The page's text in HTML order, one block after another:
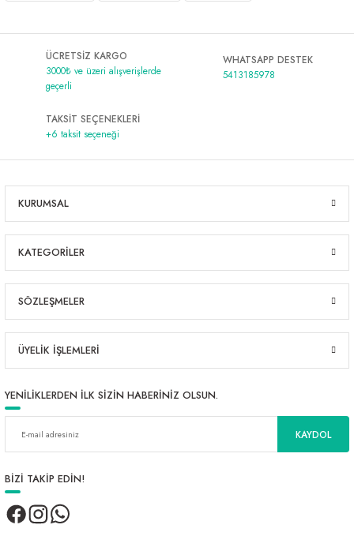
ÜCRETSİZ KARGO
3000₺ ve üzeri alışverişlerde
geçerli
WHATSAPP DESTEK
5413185978
TAKSİT SEÇENEKLERİ
+6 taksit seçeneği
KURUMSAL
KATEGORİLER
SÖZLEŞMELER
ÜYELİK İŞLEMLERİ
YENİLİKLERDEN İLK SİZİN HABERİNİZ OLSUN.
KAYDOL
BİZİ TAKİP EDİN!